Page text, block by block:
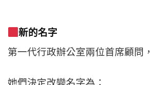
新的名字
第一代行政辦公室兩位首席顧問，